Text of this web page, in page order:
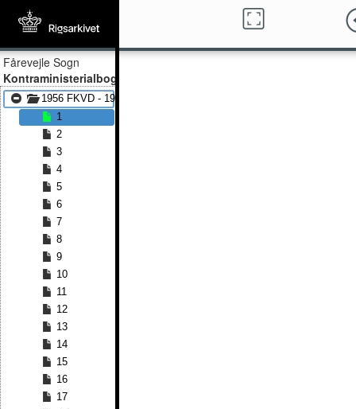
Fårevejle Sogn
Kontraministerialbog
1956 FKVD - 1963 FKVD
1
2
3
4
5
6
7
8
9
10
11
12
13
14
15
16
17